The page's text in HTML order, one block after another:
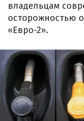
владельцам
осторожностью
«Евро-2».